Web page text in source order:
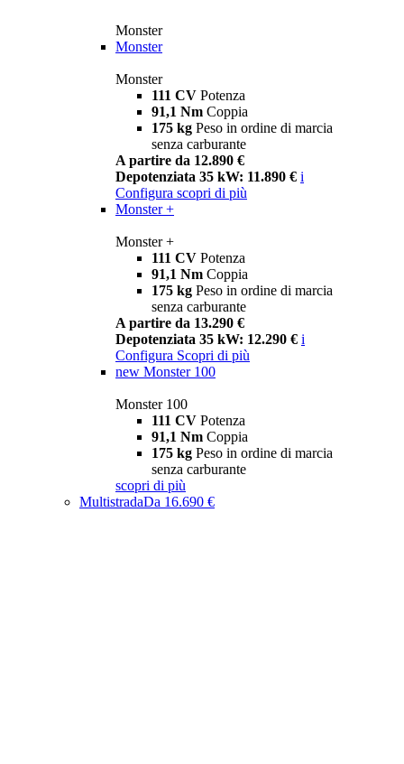
Monster
Monster
Monster
111 CV Potenza
91,1 Nm Coppia
175 kg Peso in ordine di marcia
senza carburante
A partire da 12.890 €
Depotenziata 35 kW: 11.890 € i
Configura scopri di più
Monster +
Monster +
111 CV Potenza
91,1 Nm Coppia
175 kg Peso in ordine di marcia
senza carburante
A partire da 13.290 €
Depotenziata 35 kW: 12.290 € i
Configura Scopri di più
new Monster 100
Monster 100
111 CV Potenza
91,1 Nm Coppia
175 kg Peso in ordine di marcia
senza carburante
scopri di più
MultistradaDa 16.690 €